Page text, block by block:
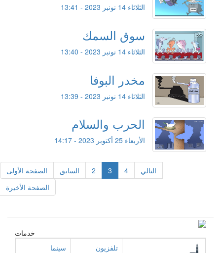
الثلاثاء 14 نونبر 2023 - 13:41
سوق السمك
الثلاثاء 14 نونبر 2023 - 13:40
مخدر البوفا
الثلاثاء 14 نونبر 2023 - 13:39
الحرب والسلام
الأربعاء 25 أكتوبر 2023 - 14:17
الصفحة الأولى السابق 2 3 4
التالي
الصفحة الأخيرة
خدمات
تلفزيون سينما